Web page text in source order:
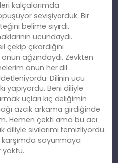
kalçalarımda
sevişiyorduk. Bir
belime sıyırdı.
ucundaydı.
çıkardığını
ağzındaydı. Zevkten
onun her dil
Dilinin ucu
yapıyordu. Beni diliyle
uçları kıç deliğimin
azcık arkama girdiğinde
Hemen çekti ama bu acı
diliyle sıvılarımı temizliyordu.
soyunmaya
yoktu.